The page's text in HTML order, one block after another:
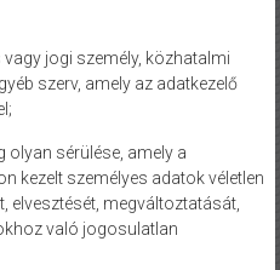
jogi személy, közhatalmi
szerv, amely az adatkezelő
olyan sérülése, amely a
kezelt személyes adatok véletlen
elvesztését, megváltoztatását,
való jogosulatlan